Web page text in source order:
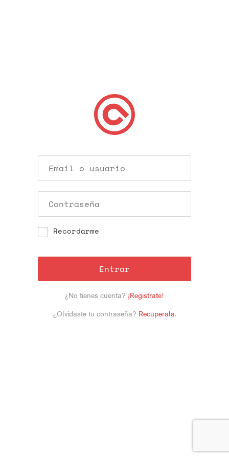
Recordarme
Entrar
¿No tienes cuenta? ¡Registrate!
¿Olvidaste tu contraseña? Recuperala.